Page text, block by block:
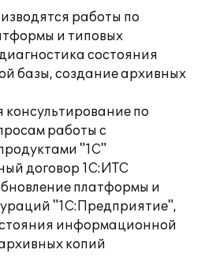
работы по
и типовых
состояния
базы, создание архивных
консультирование по
работы с
"1С"
договор 1С:ИТС
платформы и
"1С:Предприятие",
информационной
копий